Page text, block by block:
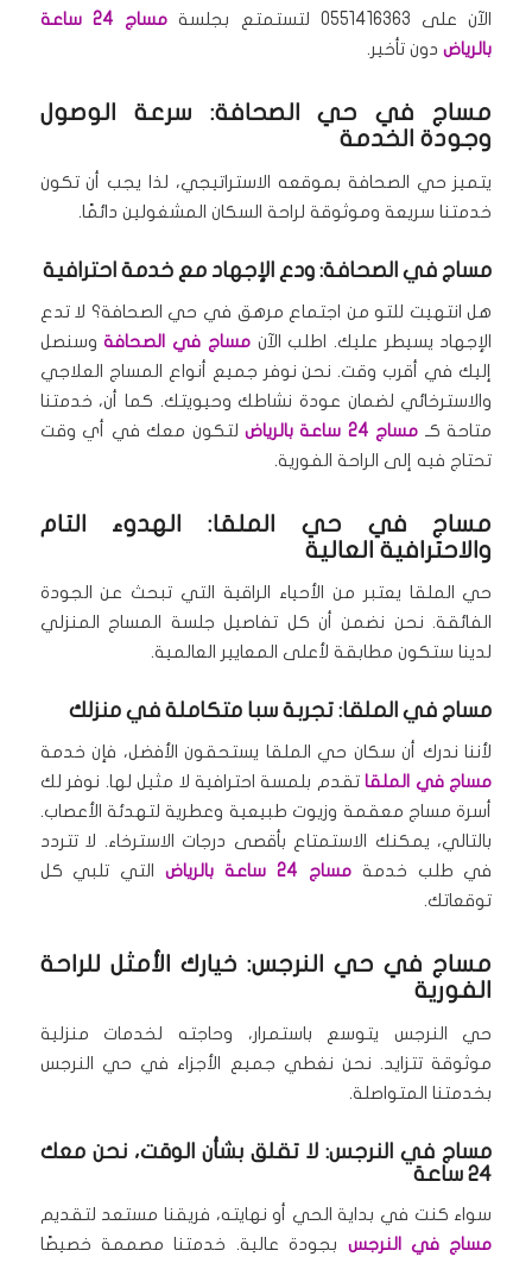
الآن على 0551416363 لتستمتع بجلسة
مساج 24 ساعة
بالرياضدون تأخير.
مساج في حي الصحافة: سرعة الوصول
وجودة الخدمة
يتميز حي الصحافة بموقعه الاستراتيجي، لذا يجب أن تكون
خدمتنا سريعة وموثوقة لراحة السكان المشغولين دائمًا.
مساج في الصحافة: ودع الإجهاد مع خدمة احترافية
هل انتهيت للتو من اجتماع مرهق في حي الصحافة؟ لا تدع
الإجهاد يسيطر عليك. اطلب الآنمساج في الصحافةوسنصل
إليك في أقرب وقت. نحن نوفر جميع أنواع المساج العلاجي
والاسترخائي لضمان عودة نشاطك وحيويتك. كما أن، خدمتنا
متاحة كـ مساج 24 ساعة بالرياض
لتكون معك في أي وقت
تحتاج فيه إلى الراحة الفورية.
مساج في حي الملقا: الهدوء التام
والاحترافية العالية
حي الملقا يعتبر من الأحياء الراقية التي تبحث عن الجودة
الفائقة. نحن نضمن أن كل تفاصيل جلسة المساج المنزلي
لدينا ستكون مطابقة لأعلى المعايير العالمية.
مساج في الملقا: تجربة سبا متكاملة في منزلك
لأننا ندرك أن سكان حي الملقا يستحقون الأفضل، فإن خدمة
مساج في الملقاتقدم بلمسة احترافية لا مثيل لها. نوفر لك
أسرة مساج معقمة وزيوت طبيعية وعطرية لتهدئة الأعصاب.
بالتالي، يمكنك الاستمتاع بأقصى درجات الاسترخاء. لا تتردد
في طلب خدمةمساج 24 ساعة بالرياض
التي تلبي كل
توقعاتك.
مساج في حي النرجس: خيارك الأمثل للراحة
الفورية
حي النرجس يتوسع باستمرار، وحاجته لخدمات منزلية
موثوقة تتزايد. نحن نغطي جميع الأجزاء في حي النرجس
بخدمتنا المتواصلة.
مساج في النرجس: لا تقلق بشأن الوقت، نحن معك
24 ساعة
سواء كنت في بداية الحي أو نهايته، فريقنا مستعد لتقديم
مساج في النرجس بجودة عالية. خدمتنا مصممة خصيصًا